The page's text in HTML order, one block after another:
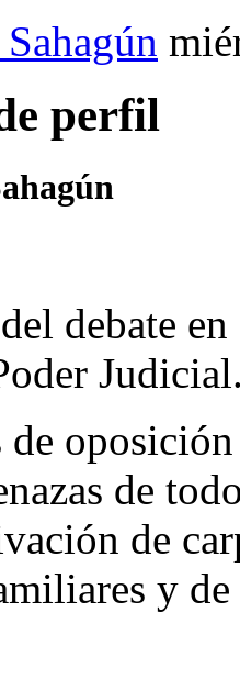
perfil
debate
de
de
de
y